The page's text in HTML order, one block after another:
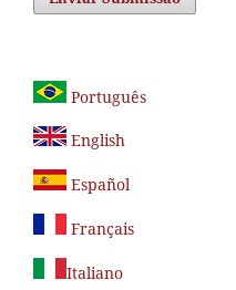
Português
English
Español
Français
Italiano